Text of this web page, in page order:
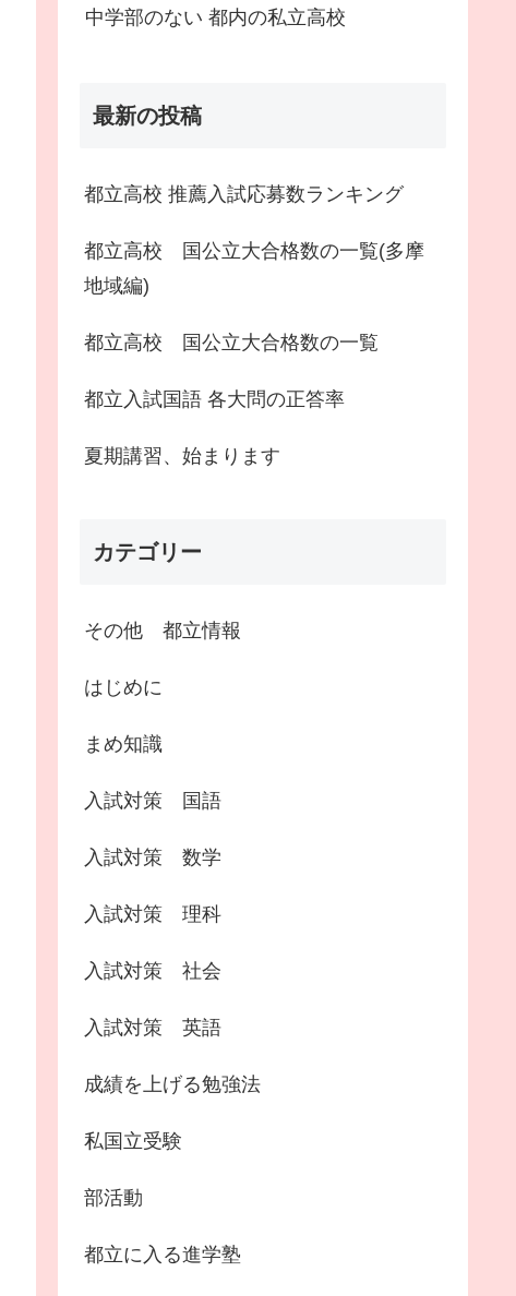
中学部のない 都内の私立高校
最新の投稿
都立高校 推薦入試応募数ランキング
都立高校 国公立大合格数の一覧(多摩
地域編)
都立高校 国公立大合格数の一覧
都立入試国語 各大問の正答率
夏期講習、始まります
カテゴリー
その他 都立情報
はじめに
まめ知識
入試対策 国語
入試対策 数学
入試対策 理科
入試対策 社会
入試対策 英語
成績を上げる勉強法
私国立受験
部活動
都立に入る進学塾